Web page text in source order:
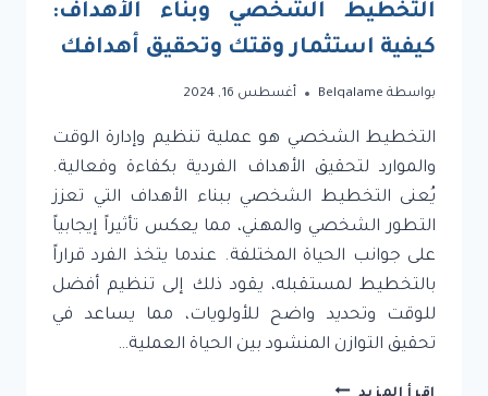
التخطيط الشخصي وبناء الأهداف:
كيفية استثمار وقتك وتحقيق أهدافك
بواسطة Belqalame أغسطس 16, 2024
التخطيط الشخصي هو عملية تنظيم وإدارة الوقت
والموارد لتحقيق الأهداف الفردية بكفاءة وفعالية.
يُعنى التخطيط الشخصي ببناء الأهداف التي تعزز
التطور الشخصي والمهني، مما يعكس تأثيراً إيجابياً
على جوانب الحياة المختلفة. عندما يتخذ الفرد قراراً
بالتخطيط لمستقبله، يقود ذلك إلى تنظيم أفضل
للوقت وتحديد واضح للأولويات، مما يساعد في
تحقيق التوازن المنشود بين الحياة العملية…
التخطيط